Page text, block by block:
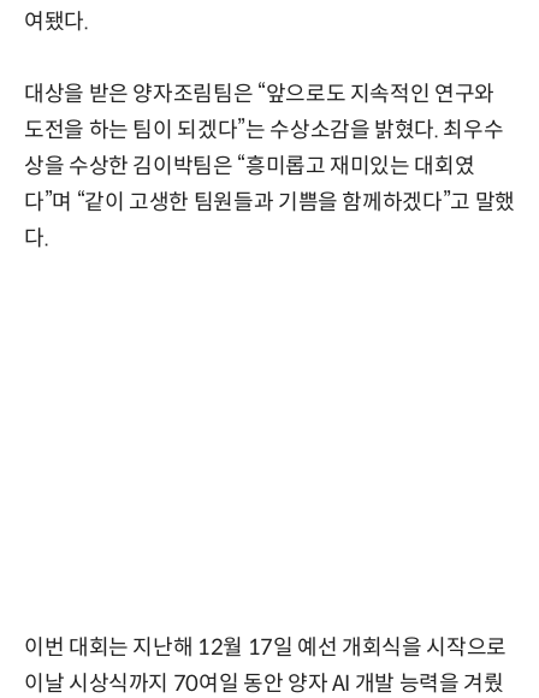
여됐다.
대상을 받은 양자조림팀은 “앞으로도 지속적인 연구와
도전을 하는 팀이 되겠다”는 수상소감을 밝혔다. 최우수
상을 수상한 김이박팀은 “흥미롭고 재미있는 대회였
다”며 “같이 고생한 팀원들과 기쁨을 함께하겠다”고 말했
다.
이번 대회는 지난해 12월 17일 예선 개회식을 시작으로
이날 시상식까지 70여일 동안 양자 AI 개발 능력을 겨뤘